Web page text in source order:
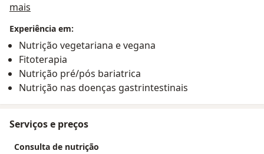
mais
Experiência em:
Nutrição vegetariana e vegana
Fitoterapia
Nutrição pré/pós bariatrica
Nutrição nas doenças gastrintestinais
Serviços e preços
Consulta de nutrição